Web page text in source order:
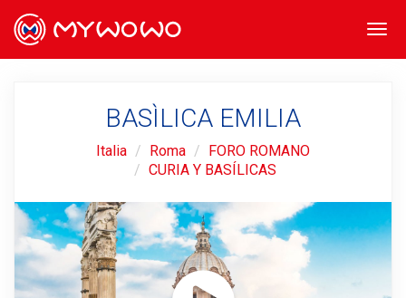
BASÌLICA EMILIA
Italia Roma
FORO ROMANO
CURIA Y BASÍLICAS